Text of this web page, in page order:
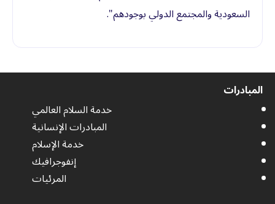
السعودية والمجتمع الدولي بوجودهم".
المبادرات
خدمة السلام العالمي
المبادرات الإنسانية
خدمة الإسلام
إنفوجرافيك
المرئيات